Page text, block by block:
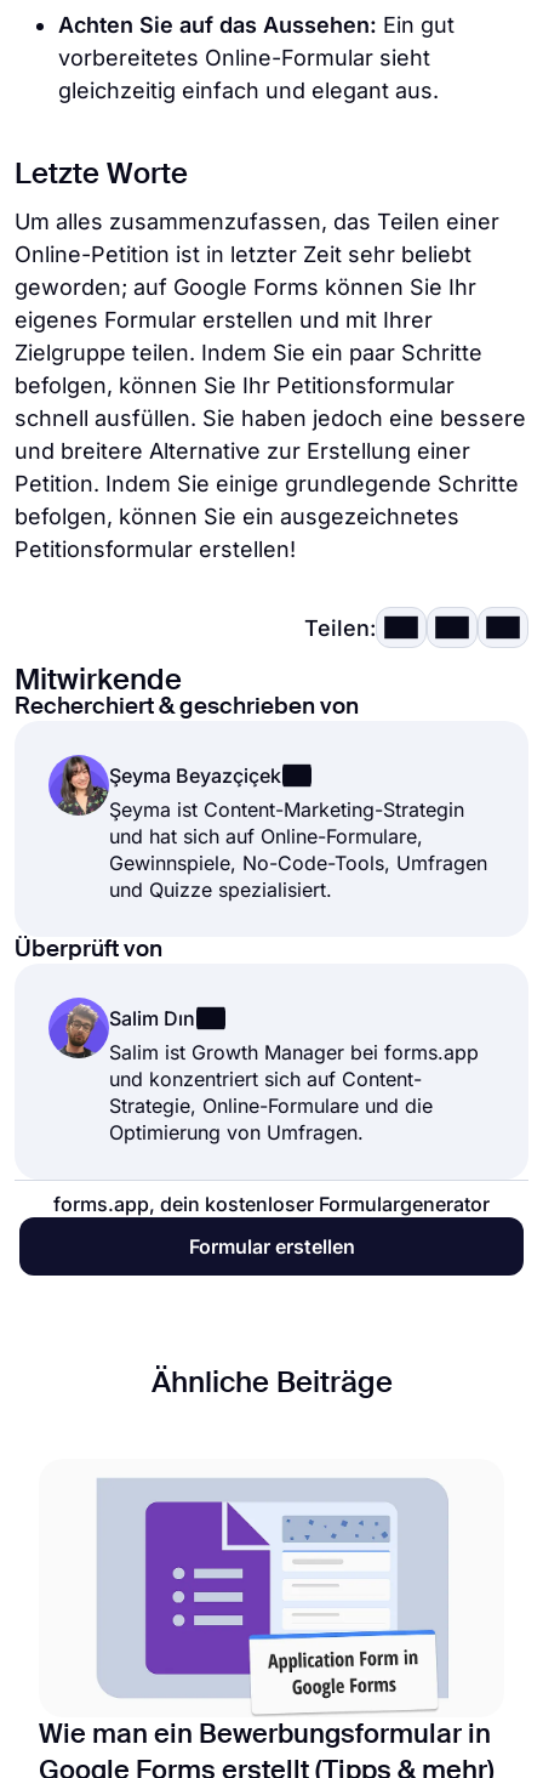
Achten Sie auf das Aussehen: Ein gut
vorbereitetes Online-Formular sieht
gleichzeitig einfach und elegant aus.
Letzte Worte
Um alles zusammenzufassen, das Teilen einer
Online-Petition ist in letzter Zeit sehr beliebt
geworden; auf Google Forms können Sie Ihr
eigenes Formular erstellen und mit Ihrer
Zielgruppe teilen. Indem Sie ein paar Schritte
befolgen, können Sie Ihr Petitionsformular
schnell ausfüllen. Sie haben jedoch eine bessere
und breitere Alternative zur Erstellung einer
Petition. Indem Sie einige grundlegende Schritte
befolgen, können Sie ein ausgezeichnetes
Petitionsformular erstellen!
Teilen:
Mitwirkende
Recherchiert & geschrieben von
Şeyma Beyazçiçek
Şeyma ist Content-Marketing-Strategin
und hat sich auf Online-Formulare,
Gewinnspiele, No-Code-Tools, Umfragen
und Quizze spezialisiert.
Überprüft von
Salim Dın
Salim ist Growth Manager bei forms.app
und konzentriert sich auf Content-
Strategie, Online-Formulare und die
Optimierung von Umfragen.
forms.app, dein kostenloser Formulargenerator
Formular erstellen
Ähnliche Beiträge
Wie man ein Bewerbungsformular in
Google Forms erstellt (Tipps & mehr)